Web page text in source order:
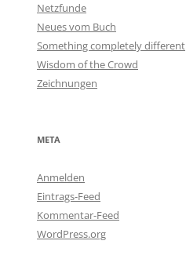
Netzfunde
Neues vom Buch
Something completely different
Wisdom of the Crowd
Zeichnungen
META
Anmelden
Eintrags-Feed
Kommentar-Feed
WordPress.org